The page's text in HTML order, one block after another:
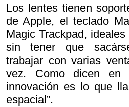
Los lentes tienen
de Apple, el teclado
Magic Trackpad,
sin tener que
trabajar con varias
vez. Como dicen en
innovación es lo que
espacial”.